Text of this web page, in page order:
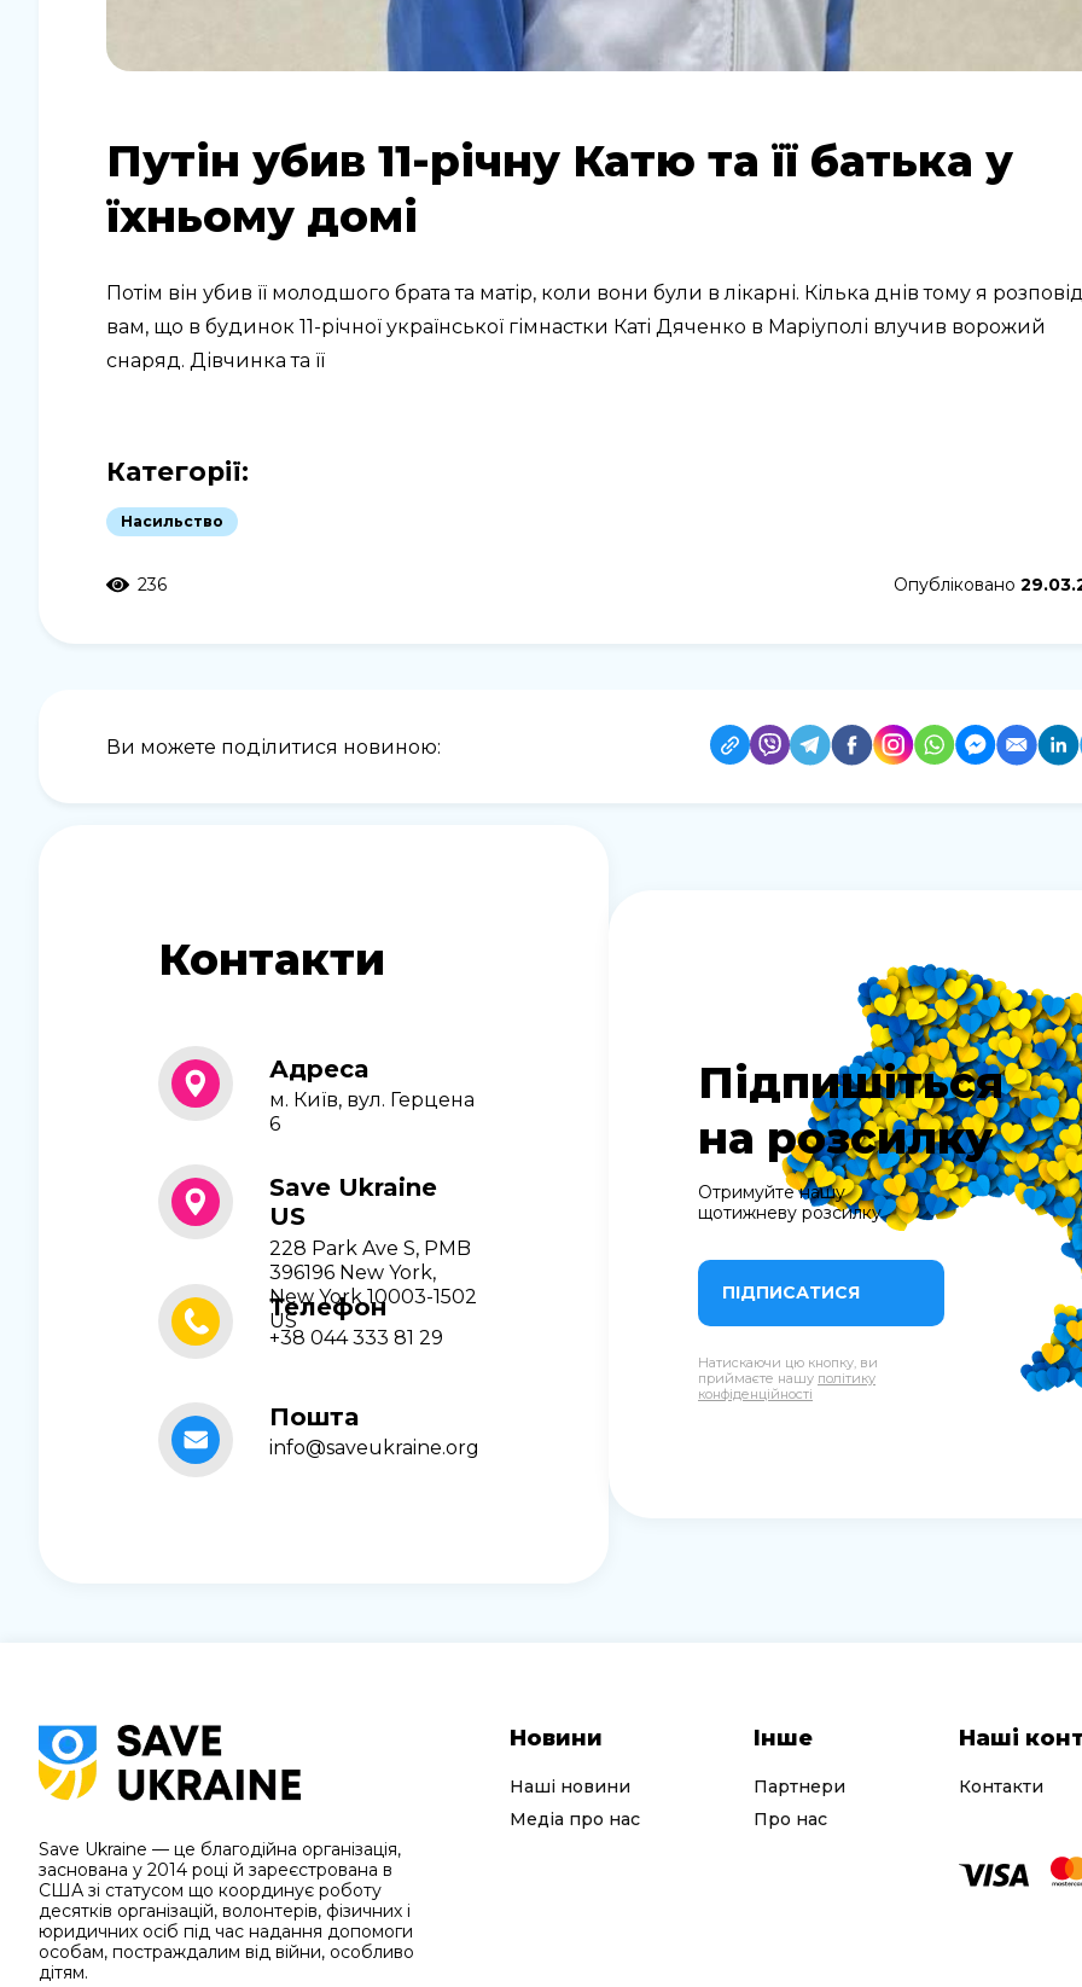
Путін убив 11-річну Катю та її батька у
їхньому домі
Потім він убив її молодшого брата та матір, коли вони були в лікарні. Кілька днів тому я
вам, що в будинок 11-річної української гімнастки Каті Дяченко в Маріуполі влучив ворожий
снаряд. Дівчинка та її
Категорії:
Насильство
236 Опубліковано
Ви можете поділитися новиною:
Контакти
Адреса
м. Київ, вул. Герцена
6
Save Ukraine
US
228 Park Ave S, PMB
396196 New York,
New York 10003-1502
US
Телефон
+38 044 333 81 29
Пошта
info@saveukraine.org
Підпишіться
на розсилку
Отримуйте нашу
щотижневу розсилку
ПІДПИСАТИСЯ
Натискаючи цю кнопку, ви
приймаєте нашу політику
конфіденційності
Save Ukraine — це благодійна організація,
заснована у 2014 році й зареєстрована в
США зі статусом що координує роботу
десятків організацій, волонтерів, фізичних і
юридичних осіб під час надання допомоги
особам, постраждалим від війни, особливо
дітям.
Новини
Наші новини
Медіа про нас
Інше
Партнери
Про нас
Наші
Контакти